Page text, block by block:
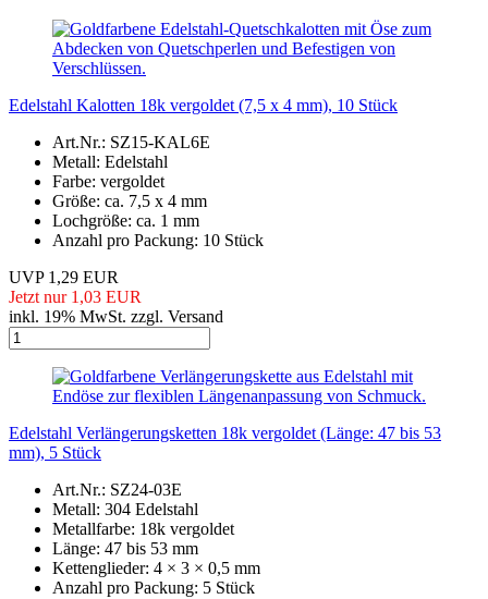
Edelstahl Kalotten 18k vergoldet (7,5 x 4 mm), 10 Stück
Art.Nr.: SZ15-KAL6E
Metall: Edelstahl
Farbe: vergoldet
Größe: ca. 7,5 x 4 mm
Lochgröße: ca. 1 mm
Anzahl pro Packung: 10 Stück
UVP 1,29 EUR
Jetzt nur 1,03 EUR
inkl. 19% MwSt. zzgl. Versand
Edelstahl Verlängerungsketten 18k vergoldet (Länge: 47 bis 53
mm), 5 Stück
Art.Nr.: SZ24-03E
Metall: 304 Edelstahl
Metallfarbe: 18k vergoldet
Länge: 47 bis 53 mm
Kettenglieder: 4 × 3 × 0,5 mm
Anzahl pro Packung: 5 Stück